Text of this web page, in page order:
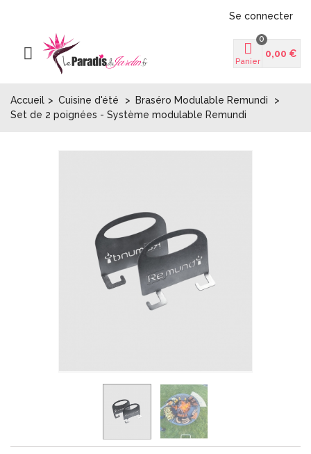
Se connecter
Panier
0
0,00 €
Accueil > Cuisine d'été > Braséro Modulable Remundi
>
Set de 2 poignées - Système modulable Remundi